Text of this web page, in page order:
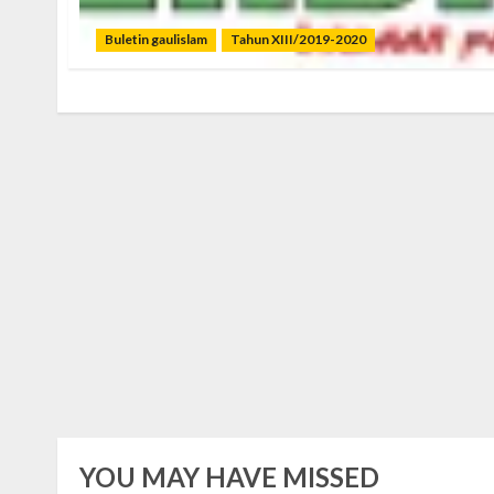
Buletin gaulislam Tahun XIII/2019-2020
YOU MAY HAVE MISSED